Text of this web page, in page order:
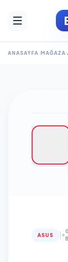
ANASAYFA MAĞAZA
ASUS